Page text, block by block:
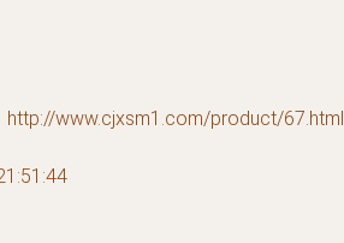
www.cjxsm1.com/product/67.html